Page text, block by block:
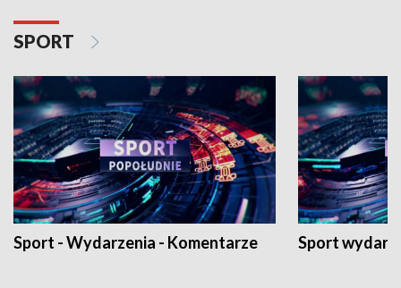
SPORT
Sport - Wydarzenia - Komentarze Sport